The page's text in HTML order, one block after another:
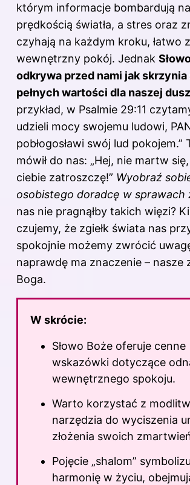
którym informacje bombardują
prędkością światła, a stres oraz
czyhają na każdym kroku, łatwo
wewnętrzny pokój. Jednak
odkrywa przed nami jak
pełnych wartości dla naszej
przykład, w Psalmie 29:11
udzieli mocy swojemu ludowi,
pobłogosławi swój lud pokojem.”
mówił do nas: „Hej, nie martw
ciebie zatroszczę!” Wyobraź
osobistego doradcę w sprawach
nas nie pragnąłby takich więzi?
czujemy, że zgiełk świata nas
spokojnie możemy zwrócić
naprawdę ma znaczenie – nasze
Boga.
W skrócie:
Słowo Boże oferuje cenne
wskazówki dotyczące
wewnętrznego spokoju.
Warto korzystać z
narzędzia do wyciszenia
złożenia swoich
Pojęcie „shalom”
harmonię w życiu,